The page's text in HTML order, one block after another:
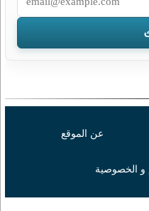
عن الموقع
و الخصوصية